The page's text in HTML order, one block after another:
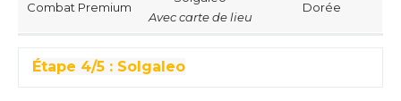
Combat Premium
Avec carte de lieu
Dorée
Étape 4/5 : Solgaleo